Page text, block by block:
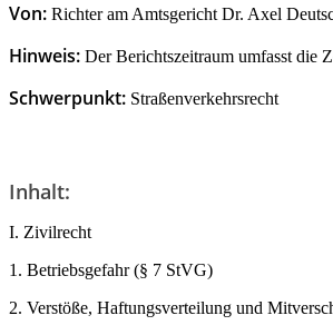
Von: Richter am Amtsgericht Dr. Axel
Hinweis: Der Berichtszeitraum umfasst die
Schwerpunkt: Straßenverkehrsrecht
Inhalt:
I. Zivilrecht
1. Betriebsgefahr (§ 7 StVG)
2. Verstöße, Haftungsverteilung und